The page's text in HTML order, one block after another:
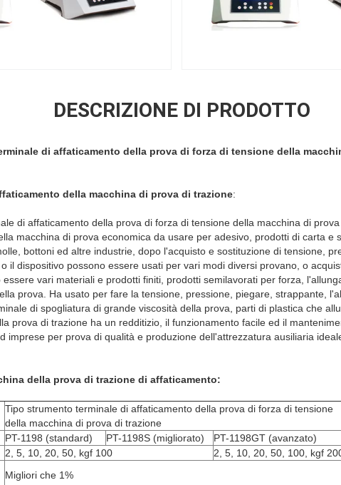
DESCRIZIONE DI PRODOTTO
di affaticamento della prova di forza di tensione della
della macchina di prova di trazione:
di affaticamento della prova di forza di tensione della macchina di
macchina di prova economica da usare per adesivo, prodotti di carta e
bottoni ed altre industrie, dopo l'acquisto e sostituzione di tensione,
il dispositivo possono essere usati per vari modi diversi provano, o
vari materiali e prodotti finiti, prodotti semilavorati per forza,
prova. Ha usato per fare la tensione, pressione, piegare, strappante,
di spogliatura di grande viscosità della prova, parti di plastica che
prova di trazione ha un redditizio, il funzionamento facile ed il
imprese per prova di qualità e produzione dell'attrezzatura ausiliaria
della prova di trazione di affaticamento:
Tipo strumento terminale di affaticamento della prova di forza di tensione
della macchina di prova di trazione
PT-1198 (standard) PT-1198S (migliorato)
PT-1198GT (avanzato)
2, 5, 10, 20, 50, kgf 100
2, 5, 10, 20, 50, 100, kgf
Migliori che 1%